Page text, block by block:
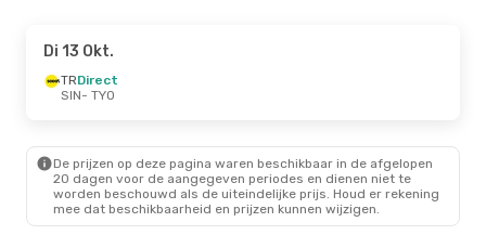
Di 13 Okt.
TRDirect
SIN- TYO
De prijzen op deze pagina waren beschikbaar in de afgelopen
20 dagen voor de aangegeven periodes en dienen niet te
worden beschouwd als de uiteindelijke prijs. Houd er rekening
mee dat beschikbaarheid en prijzen kunnen wijzigen.